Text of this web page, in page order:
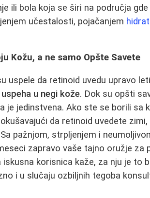
ili bola koja se širi na područja
učestalosti, pojačanjem
Kožu, a ne samo Opšte Savete
uspele da retinoid uvedu upravo
u negi kože. Dok su opšti
je jedinstvena. Ako ste se borili sa
da retinoid uvedete
pažnjom, strpljenjem i
zapravo vaše tajno oružje za
iskusna korisnica kaže, za nju je to
i u slučaju ozbiljnih tegoba